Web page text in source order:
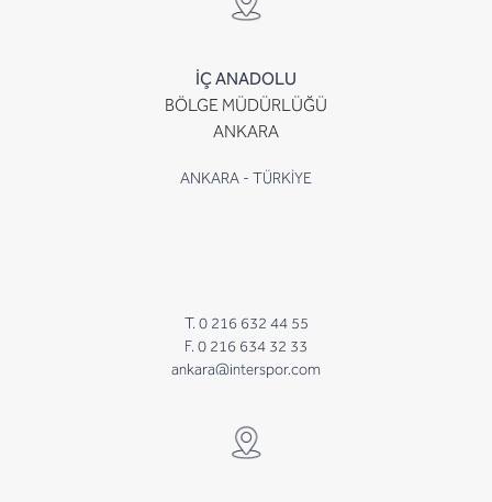
İÇ ANADOLU
BÖLGE MÜDÜRLÜĞÜ
ANKARA
ANKARA - TÜRKİYE
T. 0 216 632 44 55
F. 0 216 634 32 33
ankara@interspor.com